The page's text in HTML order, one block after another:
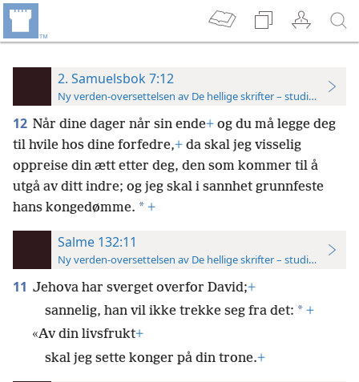
2. Samuelsbok 7:12
Ny verden-oversettelsen av De hellige skrifter – studieutgave
12 Når dine dager når sin ende+ og du må legge deg
til hvile hos dine forfedre,+ da skal jeg visselig
oppreise din ætt etter deg, den som kommer til å
utgå av ditt indre; og jeg skal i sannhet grunnfeste
hans kongedømme. * +
Salme 132:11
Ny verden-oversettelsen av De hellige skrifter – studieutgave
11 Jehova har sverget overfor David;+
sannelig, han vil ikke trekke seg fra det: * +
«Av din livsfrukt+
skal jeg sette konger på din trone.+